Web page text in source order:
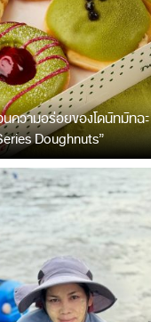
ความอร่อยของโดนัทมัทฉ
Doughnuts”